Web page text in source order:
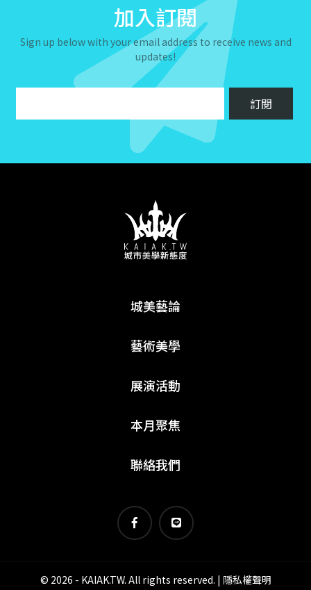
加入訂閱
Sign up below with your email address to receive news and
updates!
城美藝論
藝術美學
展演活動
本月聚焦
聯絡我們
© 2026 - KAIAK.TW. All rights reserved. | 隱私權聲明